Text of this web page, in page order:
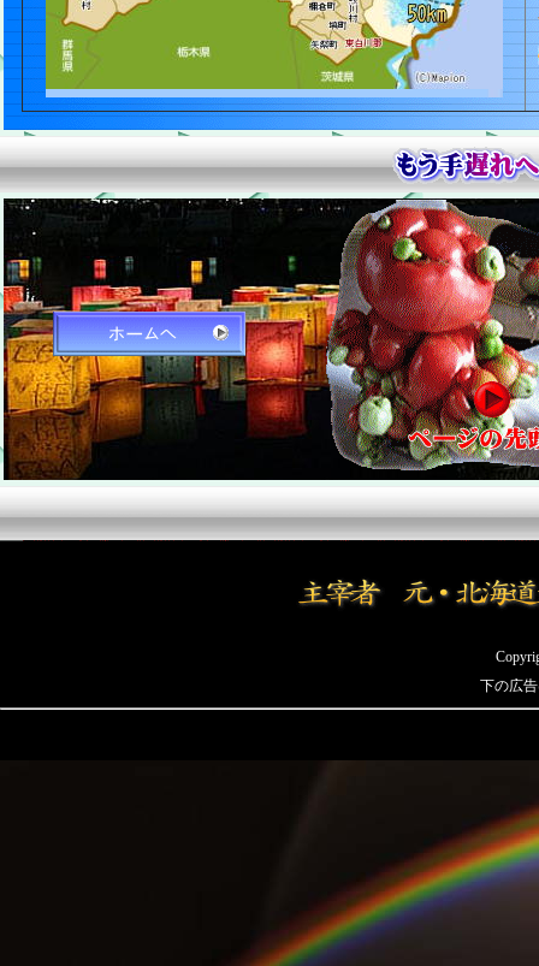
下の広